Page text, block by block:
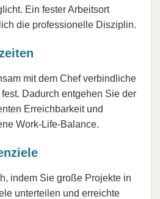
Ein fester Arbeitsort
die professionelle Disziplin.
mit dem Chef verbindliche
Dadurch entgehen Sie der
Erreichbarkeit und
Work-Life-Balance.
indem Sie große Projekte in
unterteilen und erreichte